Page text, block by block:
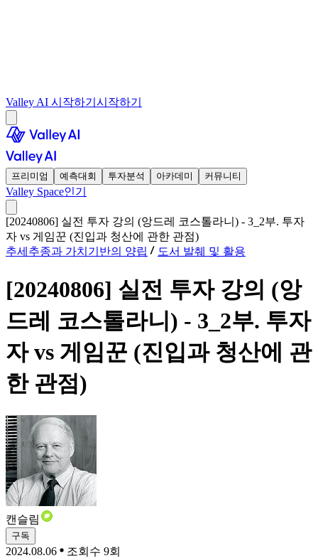
Valley AI 시작하기 시작하기
프리미엄 예측대회 투자분석 아카데미 커뮤니티
Valley Space인기
[20240806] 실전 투자 강의 (앙드레 코스톨라니) - 3_2부. 투자
자 vs 게임꾼 (진입과 청산에 관한 관점)
추세추종과 가치기반의 양립
도서 발췌 및 활용
[20240806] 실전 투자 강의 (앙
드레 코스톨라니) - 3_2부. 투자
자 vs 게임꾼 (진입과 청산에 관
한 관점)
캔슬림
구독
2024.08.06 조회수 9회